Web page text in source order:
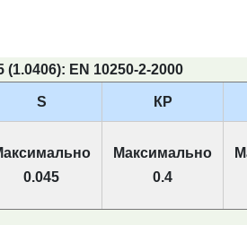
EN 10250-2-2000
S КР
0.045
Максимально
0.4